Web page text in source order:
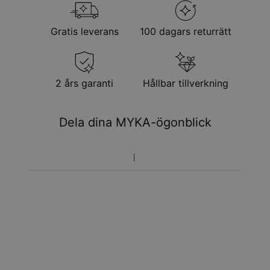
Gratis leverans 100 dagars returrätt
2 års garanti Hållbar tillverkning
Dela dina MYKA-ögonblick